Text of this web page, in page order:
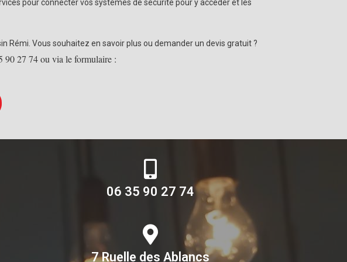
pour connecter vos systèmes de sécurité pour y accéder et les
Rémi. Vous souhaitez en savoir plus ou demander un devis gratuit ?
90 27 74 ou via le formulaire :
06 35 90 27 74
7 Ruelle des Ablancs